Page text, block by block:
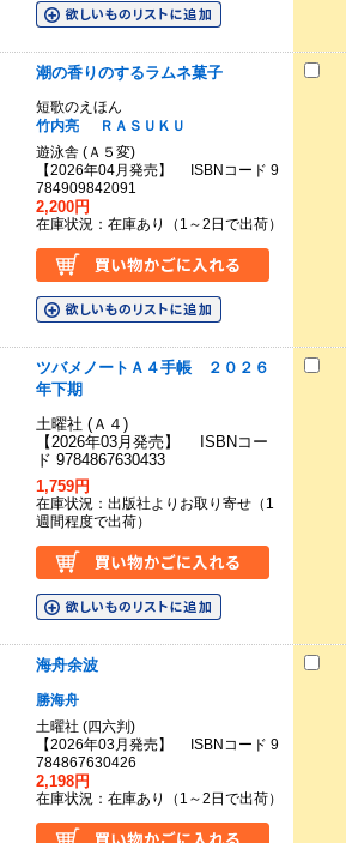
潮の香りのするラムネ菓子
短歌のえほん
竹内亮
ＲＡＳＵＫＵ
遊泳舎 (Ａ５変)
【2026年04月発売】 ISBNコード 9
784909842091
2,200円
在庫状況：在庫あり（1～2日で出荷）
ツバメノートＡ４手帳 ２０２６
年下期
土曜社 (Ａ４)
【2026年03月発売】 ISBNコー
ド 9784867630433
1,759円
在庫状況：出版社よりお取り寄せ（1
週間程度で出荷）
海舟余波
勝海舟
土曜社 (四六判)
【2026年03月発売】 ISBNコード 9
784867630426
2,198円
在庫状況：在庫あり（1～2日で出荷）